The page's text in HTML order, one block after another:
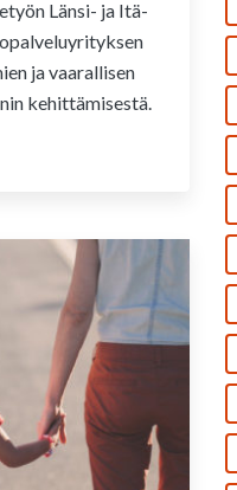
Länsi- ja Itä-
ja vaarallisen
kehittämisestä.